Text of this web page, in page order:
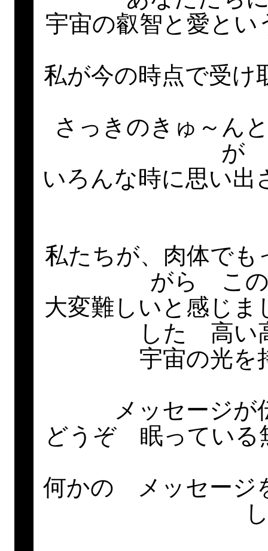
宇宙の叡智と愛とい
私が今の時点で受
さっきのきゅ～ん
が
いろんな時に思い
私たちが、肉体で
がら この
大変難しいと感じ
した 高い
宇宙の光を
メッセージが
どうぞ 眠っている
何かの メッセージ